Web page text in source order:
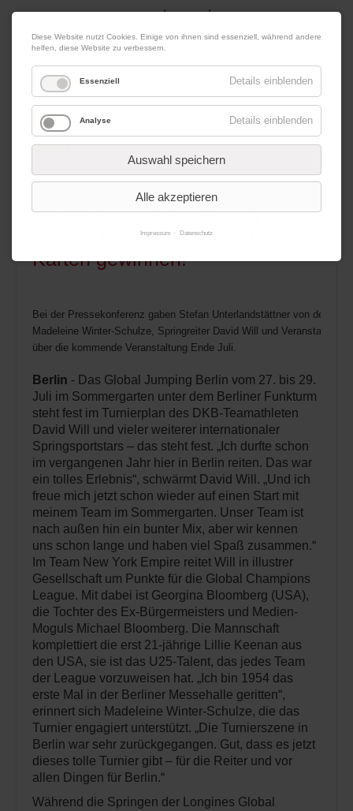
09. August 2026 Impressum|Kontakt|Datenschutz
Werbung
Menü
von Redaktion
Mit Reiten und Zucht zum
Global Jumping Berlin - Jetzt
Karten gewinnen!
Bei der Pressekonferenz gaben Stefan Unterlandstättner von der
Madeleine Winter-Schulze, Springreiter David Will und Veranstalter
über die kommende Veranstaltung Ende Juli.
Berlin - Das Global Jumping Berlin vom 27. bis 29.
Juli im Sommergarten unter dem Berliner Funkturm
steht fest im Turnierplan des DKB-Teamathleten
David Will und vieler weiterer internationaler
Springsportstars – das steht fest. „Ich durfte schon
im vergangenen Jahr hier in Berlin reiten. Das war
ein tolles Erlebnis“, schwärmt David Will. „Und ich
freue mich jetzt schon wieder auf einen Start mit
meinem Team im Sommergarten. Unser Team ist
nach außen hin ein bunter Mix, aber wir kennen
uns schon lange und haben viel Spaß zusammen.“
Im Team New York Empire reitet Will in illustrer
Gesellschaft um Punkte für die Global Champions
League. Mit dabei ist Georgina Bloomberg (USA),
die Tochter des Ex-Bürgermeisters und Medien-
Moguls Michael Bloomberg. Die Mannschaft
komplettiert die erst 21-jährige Lillie Keenan aus
den USA, sie ist das U25-Talent, das jedes Team
der League vorzuweisen hat. „Ich bin 1954 das
erste Mal in der Berliner Messehalle geritten“,
erinnert sich Madeleine Winter-Schulze, die das
Turnier engagiert unterstützt. „Die Turnierszene in
Berlin war sehr zurückgegangen. Gut, dass es jetzt
dieses tolle Turnier gibt – für die Reiter und vor
allen Dingen für Berlin.“
Während die Springen der Longines Global
Diese Website nutzt Cookies. Einige von ihnen sind essenziell, während andere
helfen, diese Website zu verbessern.
Essenziell Details einblenden
Analyse Details einblenden
Auswahl speichern
Alle akzeptieren
Impressum Datenschutz